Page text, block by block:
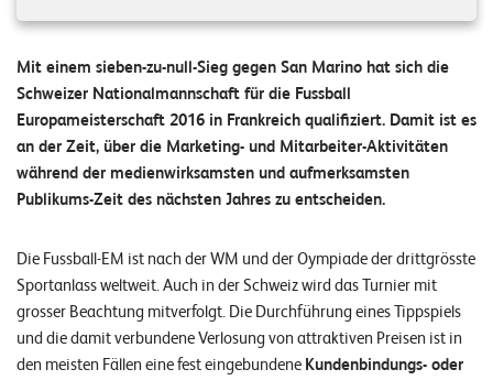
n
e
n
U
n
e
r
n
e
Mit einem sieben-zu-null-Sieg gegen San Marino hat sich die
Schweizer Nationalmannschaft für die Fussball
Europameisterschaft 2016 in Frankreich qualifiziert. Damit ist es
an der Zeit, über die Marketing- und Mitarbeiter-Aktivitäten
während der medienwirksamsten und aufmerksamsten
Publikums-Zeit des nächsten Jahres zu entscheiden.
Die Fussball-EM ist nach der WM und der Oympiade der drittgrösste
Sportanlass weltweit. Auch in der Schweiz wird das Turnier mit
grosser Beachtung mitverfolgt. Die Durchführung eines Tippspiels
und die damit verbundene Verlosung von attraktiven Preisen ist in
den meisten Fällen eine fest eingebundene Kundenbindungs- oder